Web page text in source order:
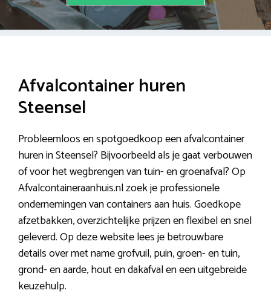
Afvalcontainer huren
Steensel
Probleemloos en spotgoedkoop een afvalcontainer
huren in Steensel? Bijvoorbeeld als je gaat verbouwen
of voor het wegbrengen van tuin- en groenafval? Op
Afvalcontaineraanhuis.nl zoek je professionele
ondernemingen van containers aan huis. Goedkope
afzetbakken, overzichtelijke prijzen en flexibel en snel
geleverd. Op deze website lees je betrouwbare
details over met name grofvuil, puin, groen- en tuin,
grond- en aarde, hout en dakafval en een uitgebreide
keuzehulp.